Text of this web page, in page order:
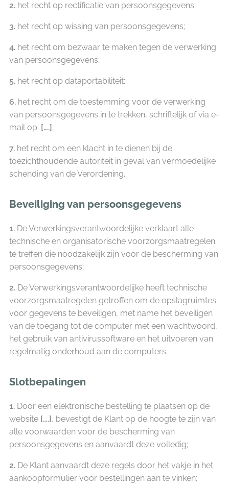
2. het recht op rectificatie van persoonsgegevens;
3. het recht op wissing van persoonsgegevens;
4. het recht om bezwaar te maken tegen de verwerking
van persoonsgegevens;
5. het recht op dataportabiliteit;
6. het recht om de toestemming voor de verwerking
van persoonsgegevens in te trekken, schriftelijk of via e-
mail op: [….];
7. het recht om een klacht in te dienen bij de
toezichthoudende autoriteit in geval van vermoedelijke
schending van de Verordening.
Beveiliging van persoonsgegevens
1. De Verwerkingsverantwoordelijke verklaart alle
technische en organisatorische voorzorgsmaatregelen
te treffen die noodzakelijk zijn voor de bescherming van
persoonsgegevens;
2. De Verwerkingsverantwoordelijke heeft technische
voorzorgsmaatregelen getroffen om de opslagruimtes
voor gegevens te beveiligen, met name het beveiligen
van de toegang tot de computer met een wachtwoord,
het gebruik van antivirussoftware en het uitvoeren van
regelmatig onderhoud aan de computers.
Slotbepalingen
1. Door een elektronische bestelling te plaatsen op de
website [….], bevestigt de Klant op de hoogte te zijn van
alle voorwaarden voor de bescherming van
persoonsgegevens en aanvaardt deze volledig;
2. De Klant aanvaardt deze regels door het vakje in het
aankoopformulier voor bestellingen aan te vinken;